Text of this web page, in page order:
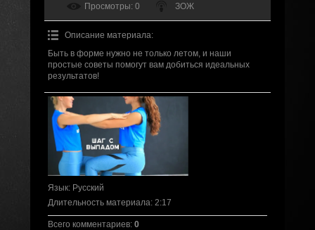
Просмотры: 0 ЗОЖ
Описание материала:
Быть в форме нужно не только летом, и наши
простые советы помогут вам добиться идеальных
результатов!
Язык: Русский
Длительность материала: 2:17
Всего комментариев: 0